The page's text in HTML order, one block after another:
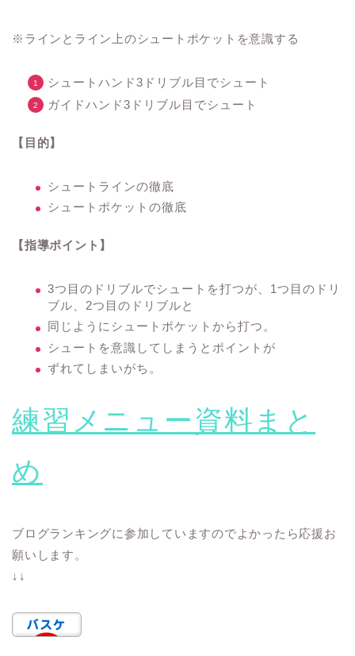
※ラインとライン上のシュートポケットを意識する
シュートハンド3ドリブル目でシュート
ガイドハンド3ドリブル目でシュート
【目的】
シュートラインの徹底
シュートポケットの徹底
【指導ポイント】
3つ目のドリブルでシュートを打つが、1つ目のドリ
ブル、2つ目のドリブルと
同じようにシュートポケットから打つ。
シュートを意識してしまうとポイントが
ずれてしまいがち。
練習メニュー資料まと
め
ブログランキングに参加していますのでよかったら応援お
願いします。
↓↓